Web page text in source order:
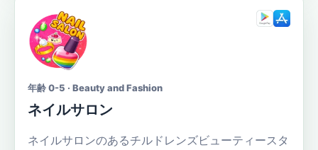
年齢 0-5 · Beauty and Fashion
ネイルサロン
ネイルサロンのあるチルドレンズビューティースタ